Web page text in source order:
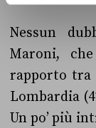
Nessun
Maroni,
rapporto tra
Lombardia
Un po’ più